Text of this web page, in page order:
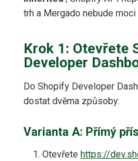
trh a Mergado nebude
Krok 1: Otevřete
Developer
Do Shopify Developer
dostat dvěma způsoby:
Varianta A: Přímý
Otevřete https://